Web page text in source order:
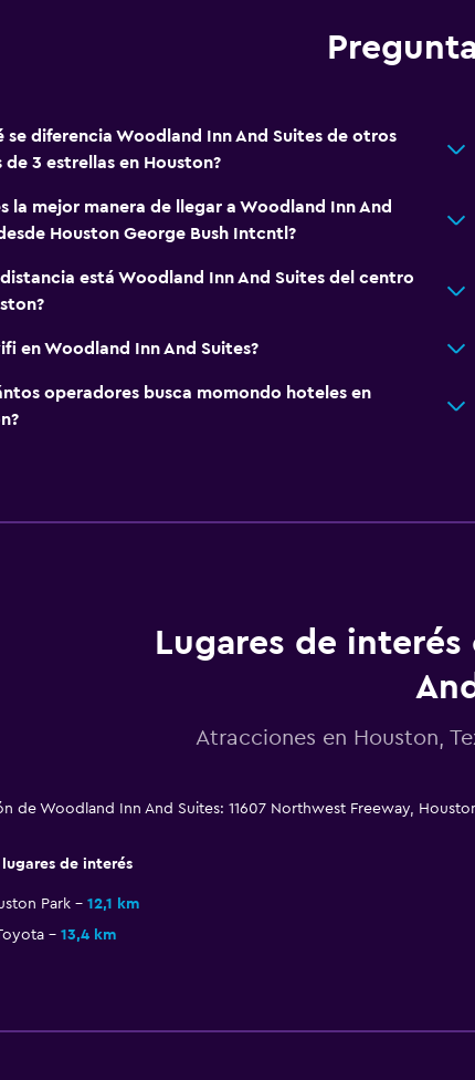
se diferencia Woodland Inn And Suites de otros
de 3 estrellas en Houston?
la mejor manera de llegar a Woodland Inn And
Houston George Bush Intcntl?
distancia está Woodland Inn And Suites del centro
en Woodland Inn And Suites?
operadores busca momondo hoteles en
Lugares de
Atracciones en Houston,
de Woodland Inn And Suites: 11607 Northwest Freeway,
lugares de interés
Park 12,1 km
13,4 km